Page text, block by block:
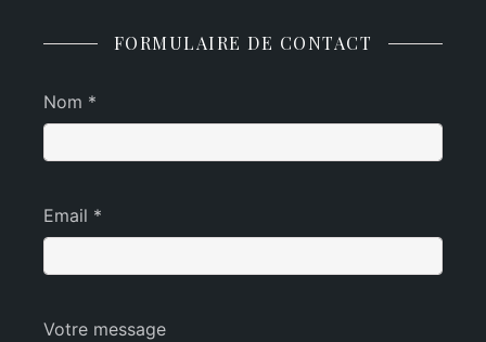
FORMULAIRE DE CONTACT
Nom *
Email *
Votre message